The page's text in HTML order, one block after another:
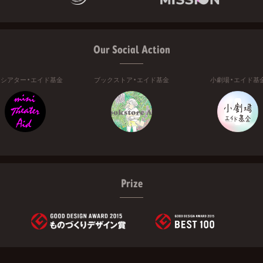
Our Social Action
アター・エイド基金 ブックストア・エイド基金 小劇場・エイド基
Prize